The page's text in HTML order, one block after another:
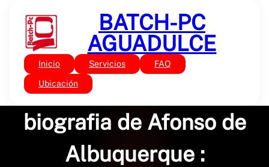
contenido
BATCH-PC
AGUADULCE
Inicio Servicios FAQ
Ubicación
Sin categoría
O terrível : a grande
biografia de Afonso de
Albuquerque :